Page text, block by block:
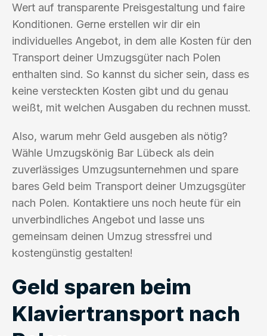
Wert auf transparente Preisgestaltung und faire
Konditionen. Gerne erstellen wir dir ein
individuelles Angebot, in dem alle Kosten für den
Transport deiner Umzugsgüter nach Polen
enthalten sind. So kannst du sicher sein, dass es
keine versteckten Kosten gibt und du genau
weißt, mit welchen Ausgaben du rechnen musst.
Also, warum mehr Geld ausgeben als nötig?
Wähle Umzugskönig Bar Lübeck als dein
zuverlässiges Umzugsunternehmen und spare
bares Geld beim Transport deiner Umzugsgüter
nach Polen. Kontaktiere uns noch heute für ein
unverbindliches Angebot und lasse uns
gemeinsam deinen Umzug stressfrei und
kostengünstig gestalten!
Geld sparen beim
Klaviertransport nach